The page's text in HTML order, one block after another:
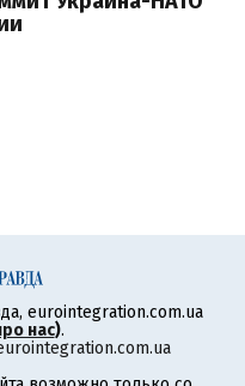
eurointegration.com.ua
нас).